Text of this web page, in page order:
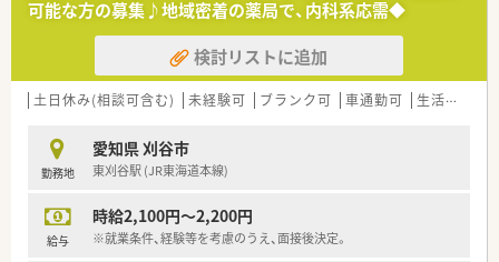
します。
■経営トップとの風通しが大変良く、フランクで何でも意見を言
いやすいアットホームな社風が魅力的な働きやすい企業風土で
す。
■就業規則にも柔軟性を持たせており、現場の判断を尊重しなが
す。
【こんな方が活躍中】
されて入社したのちに先輩スタッフの指導を受けて立派に活躍
中です。
可能な方の募集♪地域密着の薬局で、内科系応需◆
検討リストに追加
土日休み(相談可含む) 未経験可 ブランク可 車通勤可 生活環境充実
勤務地
愛知県 刈谷市
東刈谷駅 (JR東海道本線)
給与
時給2,100円～2,200円
※就業条件、経験等を考慮のうえ、面接後決定。